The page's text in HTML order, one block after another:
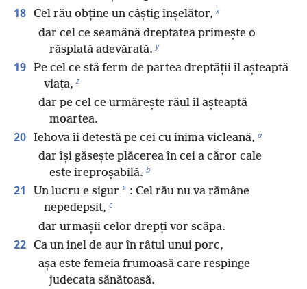
18 Cel rău obține un câștig înșelător, x
dar cel ce seamănă dreptatea primește o
răsplată adevărată. y
19 Pe cel ce stă ferm de partea dreptății îl așteaptă
viața, z
dar pe cel ce urmărește răul îl așteaptă
moartea.
20 Iehova îi detestă pe cei cu inima vicleană, a
dar își găsește plăcerea în cei a căror cale
este ireproșabilă. b
21 Un lucru e sigur * : Cel rău nu va rămâne
nepedepsit, c
dar urmașii celor drepți vor scăpa.
22 Ca un inel de aur în râtul unui porc,
așa este femeia frumoasă care respinge
judecata sănătoasă.